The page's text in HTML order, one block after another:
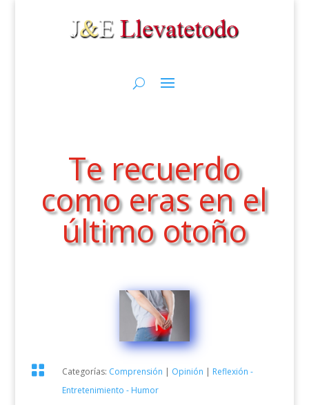
Te recuerdo
como eras en el
último otoño
 Categorías: Comprensión | Opinión | Reflexión -
Entretenimiento - Humor